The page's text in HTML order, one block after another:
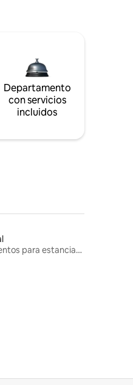
Departamento
con servicios
incluidos
Alojamientos para estancias largas